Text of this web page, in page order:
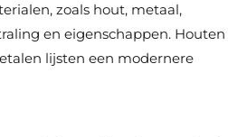
zoals hout, metaal,
en eigenschappen. Houten
lijsten een modernere